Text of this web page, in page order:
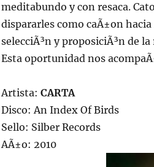
meditabundo y con resaca.
dispararles como caÃ±on
selecciÃ³n y proposiciÃ³n de
Esta oportunidad nos
Artista: CARTA
Disco: An Index Of Birds
Sello: Silber Records
AÃ±o: 2010